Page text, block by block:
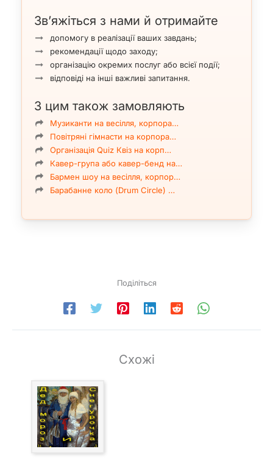
Зв’яжіться з нами й отримайте
допомогу в реалізації ваших завдань;
рекомендації щодо заходу;
організацію окремих послуг або всієї події;
відповіді на інші важливі запитання.
З цим також замовляють
Музиканти на весілля, корпора…
Повітряні гімнасти на корпора…
Організація Quiz Квіз на корп…
Кавер-група або кавер-бенд на…
Бармен шоу на весілля, корпор…
Барабанне коло (Drum Circle) …
Поділіться
Схожі